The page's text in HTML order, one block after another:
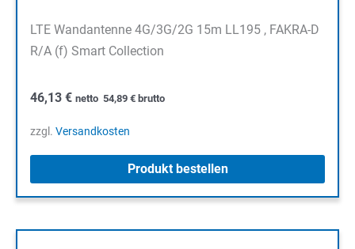
LTE Wandantenne 4G/3G/2G 15m LL195 , FAKRA-D
R/A (f) Smart Collection
46,13 € netto 54,89 € brutto
zzgl. Versandkosten
Produkt bestellen